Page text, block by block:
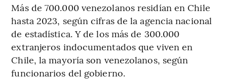
Más de 700.000 venezolanos residían en Chile
hasta 2023, según cifras de la agencia nacional
de estadística. Y de los más de 300.000
extranjeros indocumentados que viven en
Chile, la mayoría son venezolanos, según
funcionarios del gobierno.